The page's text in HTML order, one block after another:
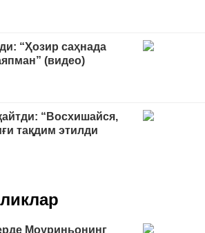
“Ҳозир саҳнада
(видео)
“Восхишайся,
тақдим этилди
Моуриньонинг